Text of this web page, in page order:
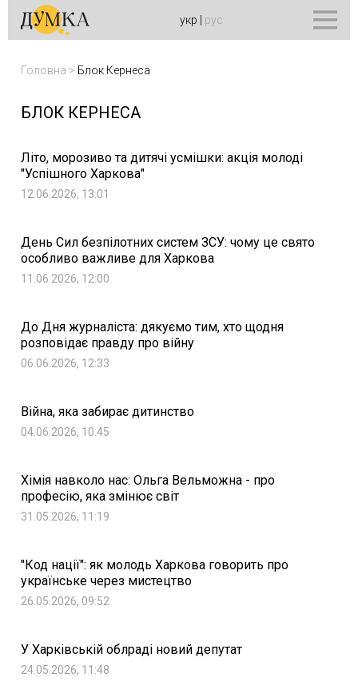
укр рус
Головна > Блок Кернеса
БЛОК КЕРНЕСА
Літо, морозиво та дитячі усмішки: акція молоді
"Успішного Харкова"
12.06.2026, 13:01
День Сил безпілотних систем ЗСУ: чому це свято
особливо важливе для Харкова
11.06.2026, 12:00
До Дня журналіста: дякуємо тим, хто щодня
розповідає правду про війну
06.06.2026, 12:33
Війна, яка забирає дитинство
04.06.2026, 10:45
Хімія навколо нас: Ольга Вельможна - про
професію, яка змінює світ
31.05.2026, 11:19
"Код нації": як молодь Харкова говорить про
українське через мистецтво
26.05.2026, 09:52
У Харківській облраді новий депутат
24.05.2026, 11:48